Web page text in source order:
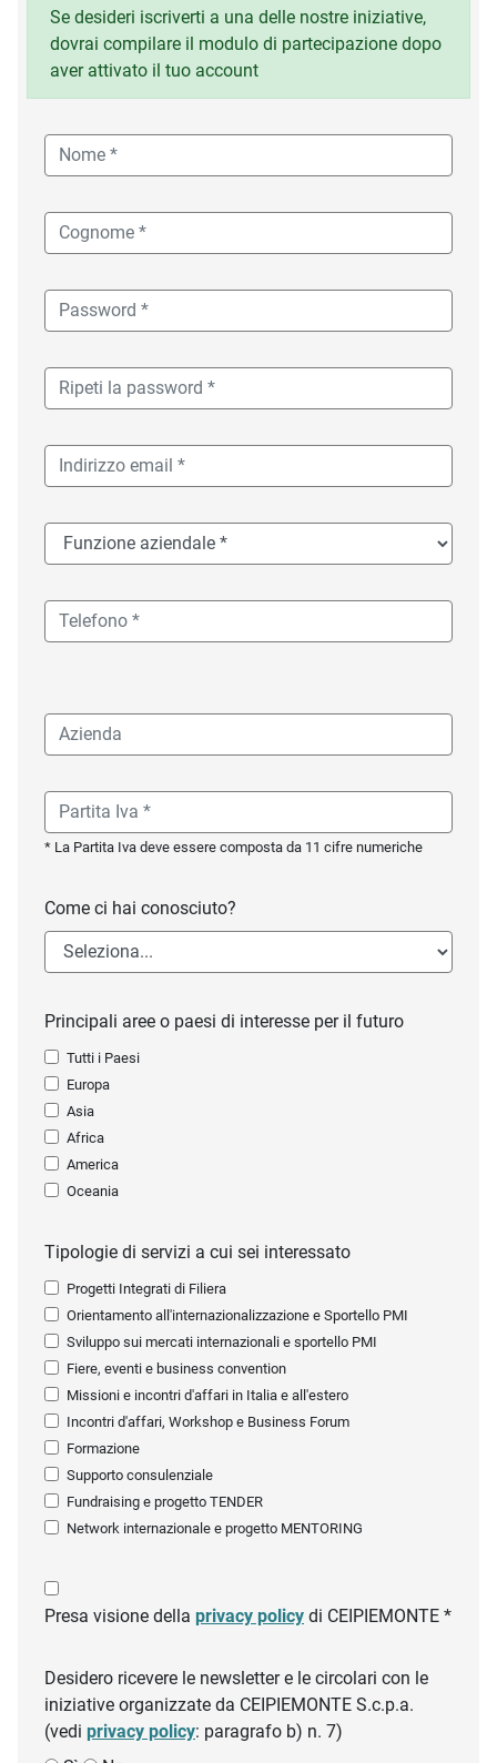
Se desideri iscriverti a una delle nostre iniziative,
dovrai compilare il modulo di partecipazione dopo
aver attivato il tuo account
* La Partita Iva deve essere composta da 11 cifre numeriche
Come ci hai conosciuto?
Principali aree o paesi di interesse per il futuro
Tutti i Paesi
Europa
Asia
Africa
America
Oceania
Tipologie di servizi a cui sei interessato
Progetti Integrati di Filiera
Orientamento all'internazionalizzazione e Sportello PMI
Sviluppo sui mercati internazionali e sportello PMI
Fiere, eventi e business convention
Missioni e incontri d'affari in Italia e all'estero
Incontri d'affari, Workshop e Business Forum
Formazione
Supporto consulenziale
Fundraising e progetto TENDER
Network internazionale e progetto MENTORING
Presa visione della privacy policy di CEIPIEMONTE *
Desidero ricevere le newsletter e le circolari con le
iniziative organizzate da CEIPIEMONTE S.c.p.a.
(vedi privacy policy: paragrafo b) n. 7)